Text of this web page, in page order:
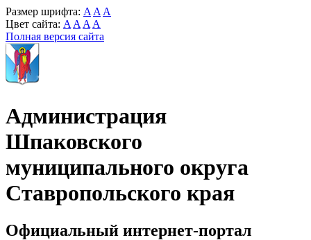
Размер шрифта: A A A
Цвет сайта: A A A A
Полная версия сайта
Администрация
Шпаковского
муниципального округа
Ставропольского края
Официальный интернет-портал